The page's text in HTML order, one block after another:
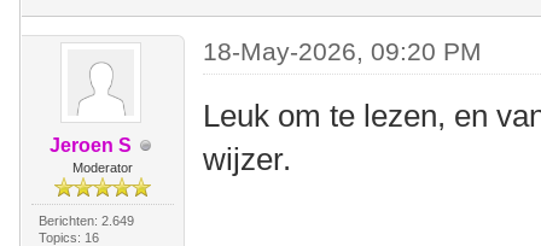
Jeroen S
Moderator
Berichten: 2.649
Topics: 16
18-May-2026, 09:20 PM
Leuk om te lezen, en
wijzer.